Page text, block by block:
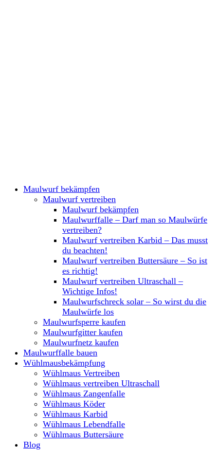
Maulwurf bekämpfen
Maulwurf vertreiben
Maulwurf bekämpfen
Maulwurffalle – Darf man so Maulwürfe
vertreiben?
Maulwurf vertreiben Karbid – Das musst
du beachten!
Maulwurf vertreiben Buttersäure – So ist
es richtig!
Maulwurf vertreiben Ultraschall –
Wichtige Infos!
Maulwurfschreck solar – So wirst du die
Maulwürfe los
Maulwurfsperre kaufen
Maulwurfgitter kaufen
Maulwurfnetz kaufen
Maulwurffalle bauen
Wühlmausbekämpfung
Wühlmaus Vertreiben
Wühlmaus vertreiben Ultraschall
Wühlmaus Zangenfalle
Wühlmaus Köder
Wühlmaus Karbid
Wühlmaus Lebendfalle
Wühlmaus Buttersäure
Blog